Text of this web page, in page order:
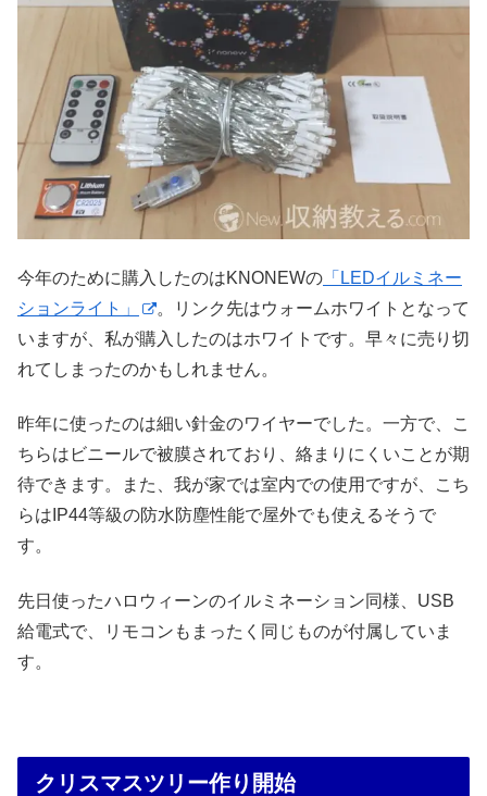
今年のために購入したのはKNONEWの 「LEDイルミネー
ションライト」
。リンク先はウォームホワイトとなって
いますが、私が購入したのはホワイトです。早々に売り切
れてしまったのかもしれません。
昨年に使ったのは細い針金のワイヤーでした。一方で、こ
ちらはビニールで被膜されており、絡まりにくいことが期
待できます。また、我が家では室内での使用ですが、こち
らはIP44等級の防水防塵性能で屋外でも使えるそうで
す。
先日使ったハロウィーンのイルミネーション同様、USB
給電式で、リモコンもまったく同じものが付属していま
す。
クリスマスツリー作り開始